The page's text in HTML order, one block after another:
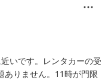
いです。レンタカーの受
ありません。11時が門限